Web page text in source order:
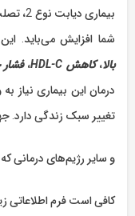
شما افزایش می‌باید. این 5 شاخص شامل
بالا،کاهش HDL-C،فشار
درمان این بیماری نیاز
تغییر سبک زندگی دارد.
و سایر رژیم‌های درمانی
کافی است فرم اطلاعاتی